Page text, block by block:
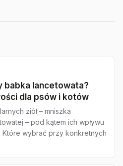
babka lancetowata?
dla psów i kotów
ziół – mniszka
– pod kątem ich wpływu
wybrać przy konkretnych